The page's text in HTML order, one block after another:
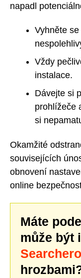
napadl
Vyhněte
Vždy
instalace.
Dávejte si
prohlížeče
si
Okamžité
souvisejících
obnovení
online
Máte
může být